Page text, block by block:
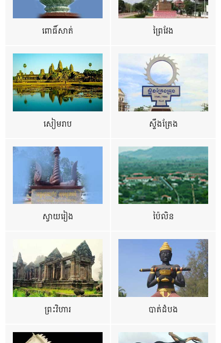
ពោធិ៍សាត់ ព្រៃវែង
សៀមរាប ស្ទឹងត្រែង
ស្វាយរៀង ប៉ៃលិន
ព្រះវិហារ បាត់ដំបង